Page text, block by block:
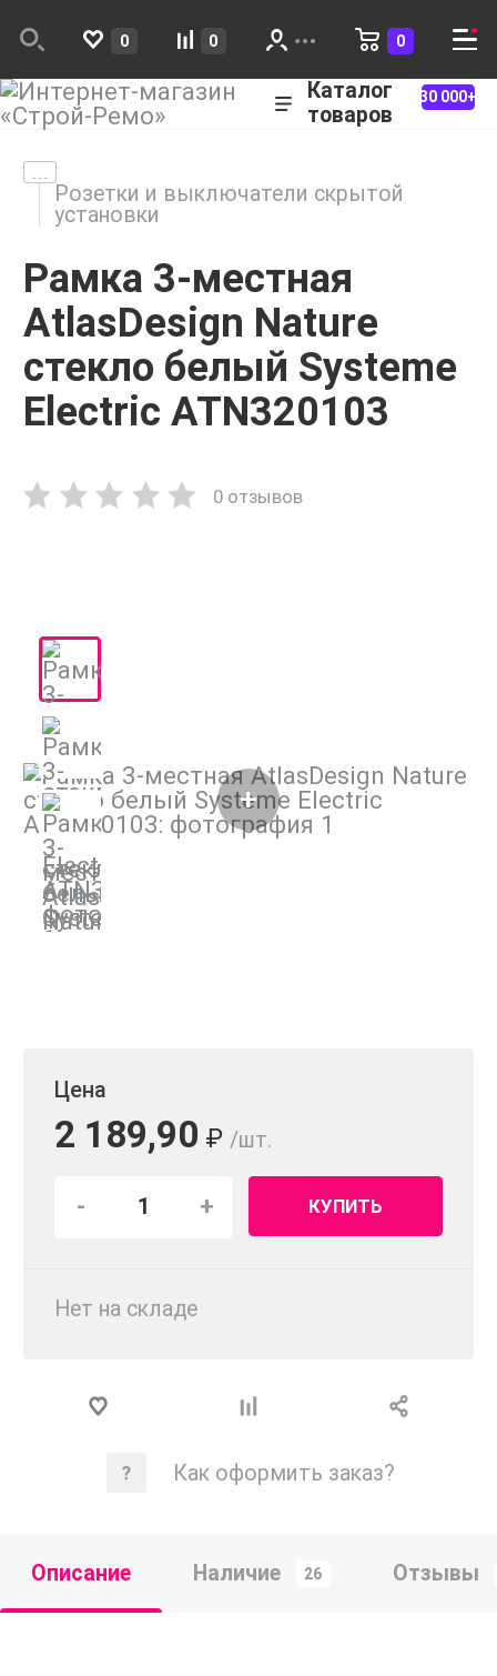
0 0 0
Каталог
товаров
30 000+
Розетки и выключатели скрытой
установки
Рамка 3-местная
AtlasDesign Nature
стекло белый Systeme
Electric ATN320103
0 отзывов
Цена
2 189,90 ₽ /шт.
- + КУПИТЬ
Нет на складе
Как оформить заказ?
Описание Наличие 26 Отзывы